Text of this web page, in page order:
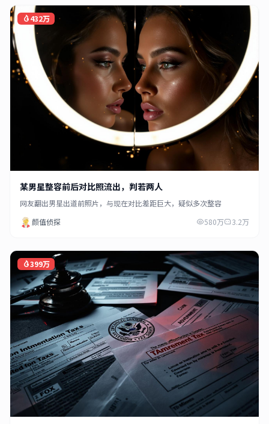
432万
某男星整容前后对比照流出，判若两人
网友翻出男星出道前照片，与现在对比差距巨大，疑似多次整容
颜值侦探
580万 3.2万
399万